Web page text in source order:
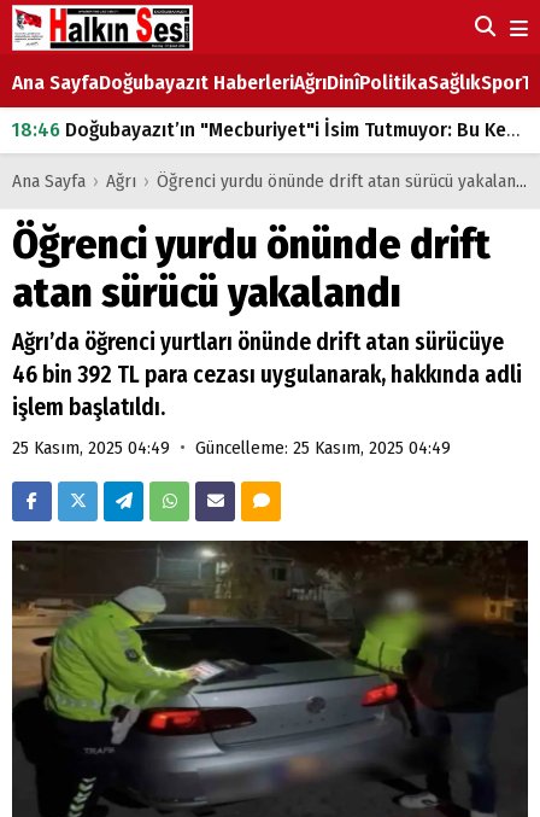
Ana SayfaDoğubayazıt HaberleriAğrıDinîPolitikaSağlıkSpor
18:46 Doğubayazıt’ın "Mecburiyet"i İsim Tutmuyor: Bu Kez de Mem u Zîn Oldu!
07:53Doğubayazıt’ta Ekmek Fiyatlarına Zam
07:16Doğubayazıt'ta çocukların sırtındaki ağır yük
07:00DEVLET ve HÜKÜMET
18:29ÇARŞI CADDESİ YAZ BOZ TAHTASI
Ana Sayfa › Ağrı › Öğrenci yurdu önünde drift atan sürücü yakalandı
Öğrenci yurdu önünde drift
atan sürücü yakalandı
Ağrı’da öğrenci yurtları önünde drift atan sürücüye
46 bin 392 TL para cezası uygulanarak, hakkında adli
işlem başlatıldı.
25 Kasım, 2025 04:49 • Güncelleme: 25 Kasım, 2025 04:49